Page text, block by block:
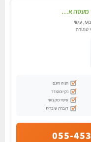
חדשה -באשדוד מעסה איכותית מפנקת ומקצועית לעיסוי חלומי ..... בגבעתיים
עיסוי
טנטרה
חניה חינם
נקי ומסודר
עיסוי מקצועי
דוברת עיברית
055-